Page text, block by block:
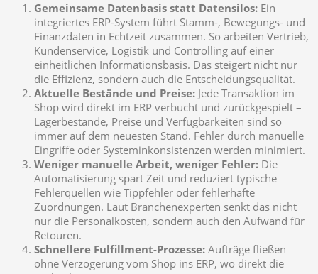
Gemeinsame Datenbasis statt Datensilos: Ein
integriertes ERP-System führt Stamm-, Bewegungs- und
Finanzdaten in Echtzeit zusammen. So arbeiten Vertrieb,
Kundenservice, Logistik und Controlling auf einer
einheitlichen Informationsbasis. Das steigert nicht nur
die Effizienz, sondern auch die Entscheidungsqualität.
Aktuelle Bestände und Preise: Jede Transaktion im
Shop wird direkt im ERP verbucht und zurückgespielt –
Lagerbestände, Preise und Verfügbarkeiten sind so
immer auf dem neuesten Stand. Fehler durch manuelle
Eingriffe oder Systeminkonsistenzen werden minimiert.
Weniger manuelle Arbeit, weniger Fehler: Die
Automatisierung spart Zeit und reduziert typische
Fehlerquellen wie Tippfehler oder fehlerhafte
Zuordnungen. Laut Branchenexperten senkt das nicht
nur die Personalkosten, sondern auch den Aufwand für
Retouren.
Schnellere Fulfillment-Prozesse: Aufträge fließen
ohne Verzögerung vom Shop ins ERP, wo direkt die